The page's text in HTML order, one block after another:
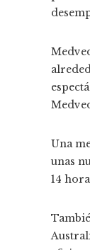
Una
unas
14